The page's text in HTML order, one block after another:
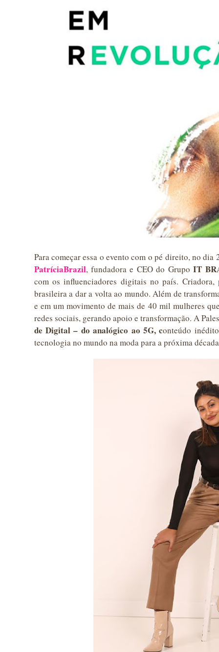
Para começar essa o evento com o pé direito, no
PatríciaBrazil, fundadora e CEO do GrupoIT
com os influenciadores digitais no país.
brasileira a dar a volta ao mundo. Além de
e em um movimento de mais de 40 mil mulheres
redes sociais, gerando apoio e transformação. A
de Digital – do analógico ao 5G, conteúdo
tecnologia no mundo na moda para a próxima